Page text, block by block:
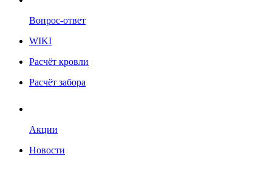
Вопрос-ответ
WIKI
Расчёт кровли
Расчёт забора
Акции
Новости